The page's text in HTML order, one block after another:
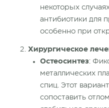
некоторых
антибиотики для
особенно при
Хирургическое
Остеосинтез:
металлических
спиц. Этот
сопоставить